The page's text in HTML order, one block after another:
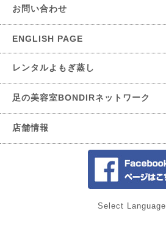
お問い合わせ
ENGLISH PAGE
レンタルよもぎ蒸し
足の美容室BONDIRネットワーク
店舗情報
Select Language